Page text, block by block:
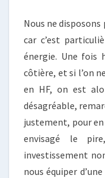
Nous ne disposons
car c’est
énergie. Une fois
côtière, et si l’on
en HF, on est
désagréable,
justement, pour
envisagé le
investissement
nous équiper